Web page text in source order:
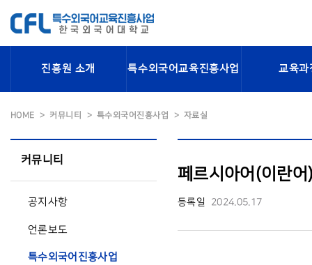
진흥원 소개 특수외국어교육진흥사업 교육과
HOME 커뮤니티 특수외국어진흥사업 자료실
커뮤니티
공지사항
언론보도
특수외국어진흥사업
페르시아어(이란
등록일 2024.05.17